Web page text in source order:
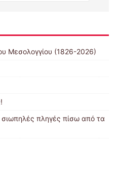
Μεσολογγίου (1826-2026)
πληγές πίσω από τα